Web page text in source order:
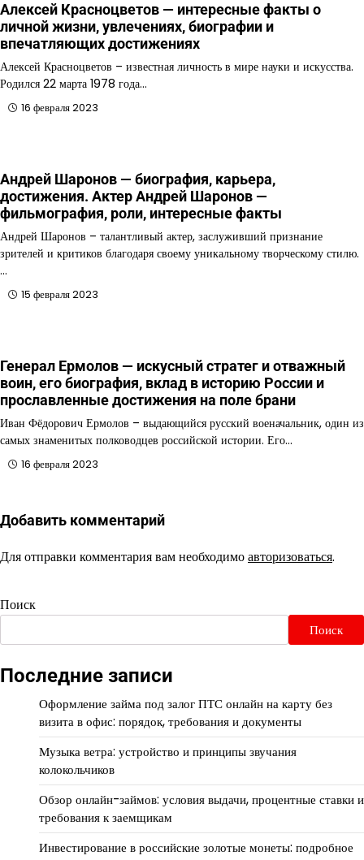
Алексей Красноцветов — интересные факты о
личной жизни, увлечениях, биографии и
впечатляющих достижениях
Алексей Красноцветов – известная личность в мире науки и искусства.
Родился 22 марта 1978 года…
16 февраля 2023
Андрей Шаронов — биография, карьера,
достижения. Актер Андрей Шаронов —
фильмография, роли, интересные факты
Андрей Шаронов – талантливый актер, заслуживший признание
зрителей и критиков благодаря своему уникальному творческому стилю.
…
15 февраля 2023
Генерал Ермолов — искусный стратег и отважный
воин, его биография, вклад в историю России и
прославленные достижения на поле брани
Иван Фёдорович Ермолов – выдающийся русский военачальник, один из
самых знаменитых полководцев российской истории. Его…
16 февраля 2023
Добавить комментарий
Для отправки комментария вам необходимоавторизоваться.
Поиск
Поиск
Последние записи
Оформление займа под залог ПТС онлайн на карту без
визита в офис: порядок, требования и документы
Музыка ветра: устройство и принципы звучания
колокольчиков
Обзор онлайн-займов: условия выдачи, процентные ставки и
требования к заемщикам
Инвестирование в российские золотые монеты: подробное